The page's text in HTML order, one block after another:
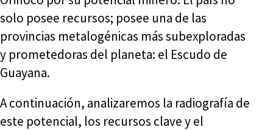
solo posee recursos; posee una de las
provincias metalogénicas más subexploradas
y prometedoras del planeta: el Escudo de
Guayana.
A continuación, analizaremos la radiografía de
este potencial, los recursos clave y el